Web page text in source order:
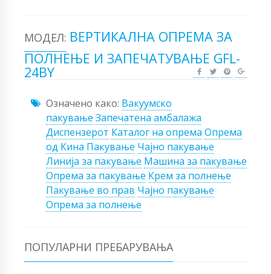
МОДЕЛ: ВЕРТИКАЛНА ОПРЕМА ЗА
ПОЛНЕЊЕ И ЗАПЕЧАТУВАЊЕ GFL-
24BY
Означено како: Вакуумско
пакување Запечатена амбалажа
Диспензерот Каталог на опрема Опрема
од Кина Пакување Чајно пакување
Линија за пакување Машина за пакување
Опрема за пакување Крем за полнење
Пакување во прав Чајно пакување
Опрема за полнење
ПОПУЛАРНИ ПРЕБАРУВАЊА